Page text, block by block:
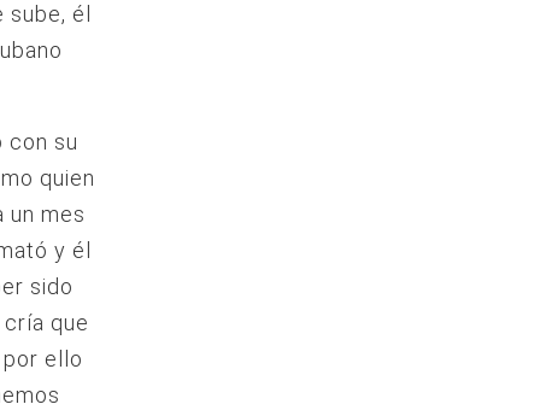
él
con su
quien
un mes
y él
sido
que
ello